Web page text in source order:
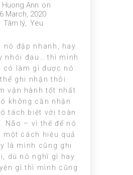
Huong Ann on
March, 2020
Tâm lý,Yeu
nó đập nhanh, hay
nhói đau… thì mình
có làm gì được nó.
ghi nhận thôi.
vận hành tốt nhất
không cần nhận
tách biệt với toàn
Não – vì thế để nó
một cách hiệu quả
là mình cũng ghi
dù nó nghĩ gì hay
gì thì mình cũng